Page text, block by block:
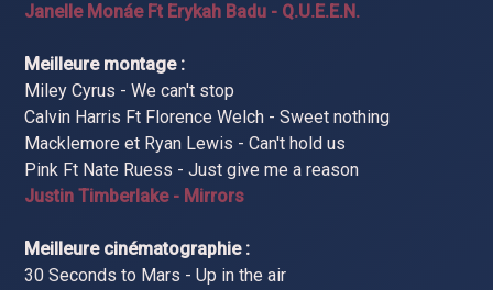
Janelle Monáe Ft Erykah Badu - Q.U.E.E.N.
Meilleure montage :
Miley Cyrus - We can't stop
Calvin Harris Ft Florence Welch - Sweet nothing
Macklemore et Ryan Lewis - Can't hold us
Pink Ft Nate Ruess - Just give me a reason
Justin Timberlake - Mirrors
Meilleure cinématographie :
30 Seconds to Mars - Up in the air